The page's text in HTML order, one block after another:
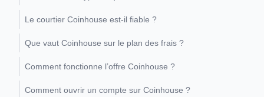
Le courtier Coinhouse est-il fiable ?
Que vaut Coinhouse sur le plan des frais ?
Comment fonctionne l’offre Coinhouse ?
Comment ouvrir un compte sur Coinhouse ?